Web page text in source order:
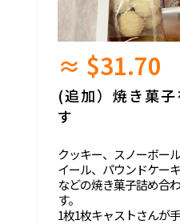
≈ $31.70
(追加）焼き菓
す
クッキー、スノーボー
イール、パウンドケーキ
などの焼き菓子詰め合
す。
1枚1枚キャストさんが